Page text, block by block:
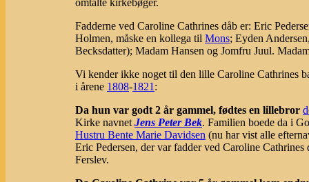
omtalte kirkebøger.
Fadderne ved Caroline Cathrines dåb er: Eric
Holmen, måske en kollega til Mons; Eyden
Becksdatter); Madam Hansen og Jomfru Juul.
Vi kender ikke noget til den lille Caroline Cathrines
i årene 1808-1821 :
Da hun var godt 2 år gammel, fødtes en lillebror
Kirke navnet Jens Peter Bek. Familien boede da i
Hustru Bente Marie Davidsen (nu har vist alle
Eric Pedersen, der var fadder ved Caroline
Ferslev.